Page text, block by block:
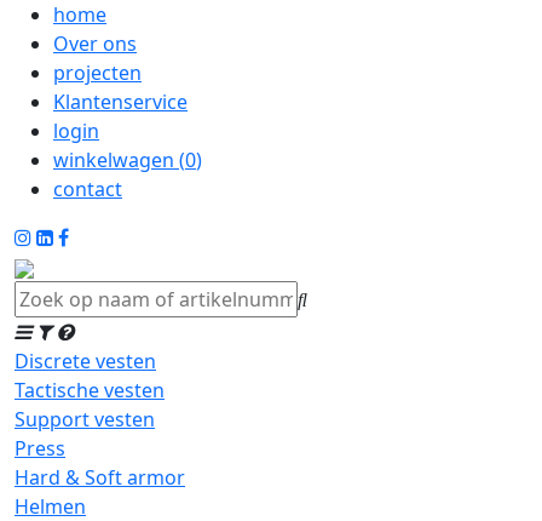
home
Over ons
projecten
Klantenservice
login
winkelwagen (0)
contact
Discrete vesten
Tactische vesten
Support vesten
Press
Hard & Soft armor
Helmen